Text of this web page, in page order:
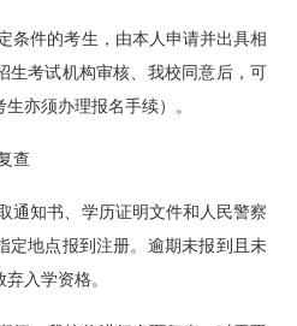
条件的考生， 由本人申请并出具相
生考试机构审核、我校同意后，可
亦须办理报名手续）。
查
通知书、学历证明文件和人民警察
定地点报到注册。逾期未报到且未
入学资格。